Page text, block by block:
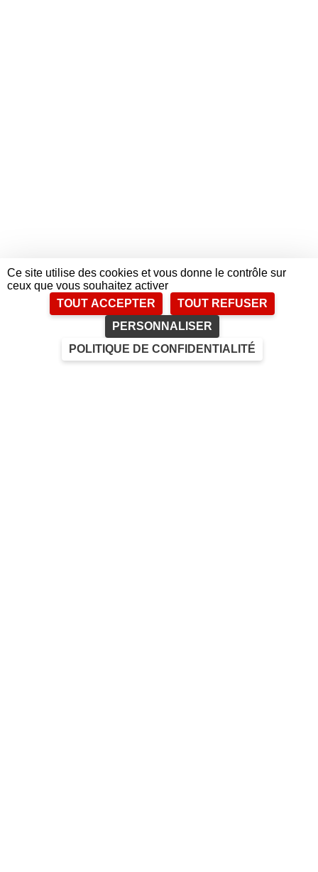
Ce site utilise des cookies et vous donne le contrôle sur
ceux que vous souhaitez activer
TOUT ACCEPTER
TOUT REFUSER
PERSONNALISER
POLITIQUE DE CONFIDENTIALITÉ